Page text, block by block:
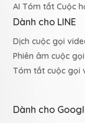
AI Tóm tắt Cuộc
Dành cho LINE
Dịch cuộc gọi
Phiên âm cuộc
Tóm tắt cuộc gọi
Dành cho